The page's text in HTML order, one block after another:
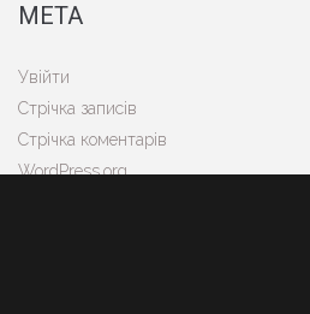
МЕТА
Увійти
Стрічка записів
Стрічка коментарів
WordPress.org